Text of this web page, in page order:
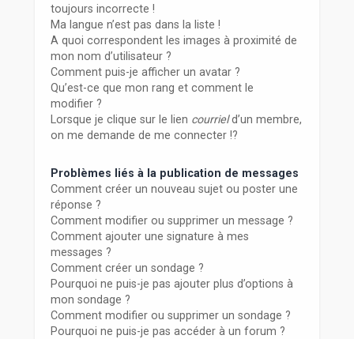
toujours incorrecte !
Ma langue n’est pas dans la liste !
A quoi correspondent les images à proximité de
mon nom d’utilisateur ?
Comment puis-je afficher un avatar ?
Qu’est-ce que mon rang et comment le
modifier ?
Lorsque je clique sur le lien courrield’un membre,
on me demande de me connecter !?
Problèmes liés à la publication de messages
Comment créer un nouveau sujet ou poster une
réponse ?
Comment modifier ou supprimer un message ?
Comment ajouter une signature à mes
messages ?
Comment créer un sondage ?
Pourquoi ne puis-je pas ajouter plus d’options à
mon sondage ?
Comment modifier ou supprimer un sondage ?
Pourquoi ne puis-je pas accéder à un forum ?